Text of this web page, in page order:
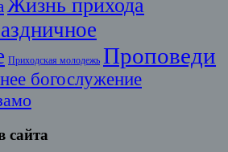
Жизнь прихода
Приходская молодежь Проповеди
богослужение
сайта